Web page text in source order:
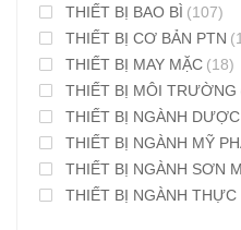
THIẾT BỊ BAO BÌ (107)
THIẾT BỊ CƠ BẢN PTN
THIẾT BỊ MAY MẶC (18)
THIẾT BỊ MÔI TRƯỜNG
THIẾT BỊ NGÀNH
THIẾT BỊ NGÀNH MỸ
THIẾT BỊ NGÀNH SƠN
THIẾT BỊ NGÀNH THỰC